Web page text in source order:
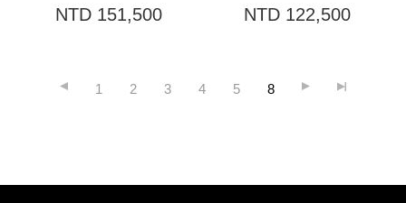
NTD 151,500 NTD 122,500
1 2 3 4 5 8